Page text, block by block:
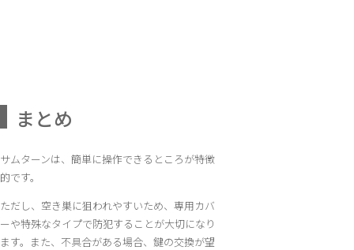
まとめ
サムターンは、簡単に操作できるところが特徴
的です。
ただし、空き巣に狙われやすいため、専用カバ
ーや特殊なタイプで防犯することが大切になり
ます。また、不具合がある場合、鍵の交換が望